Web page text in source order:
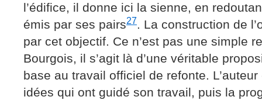
l’édifice, il donne ici la sienne, en
émis par ses pairs27. La construction de
par cet objectif. Ce n’est pas une simple
Bourgois, il s’agit là d’une véritable
base au travail officiel de refonte.
idées qui ont guidé son travail, puis la